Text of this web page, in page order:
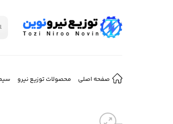
صفحه اصلی محصولات توزیع نیرو